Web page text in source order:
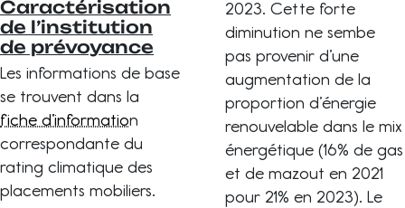
Caractérisation
de l’institution
de prévoyance
Les informations de base
se trouvent dans la
fiche d’information
correspondante du
rating climatique des
placements mobiliers.
2023. Cette forte
diminution ne sembe
pas provenir d’une
augmentation de la
proportion d’énergie
renouvelable dans le mix
énergétique (16% de gas
et de mazout en 2021
pour 21% en 2023). Le